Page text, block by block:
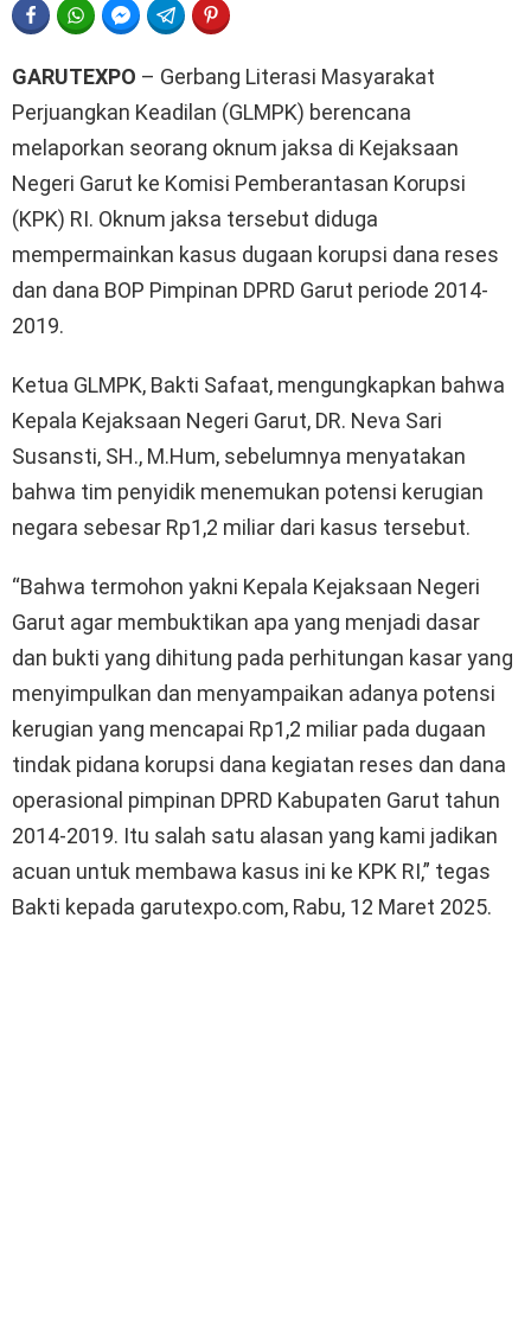
FACEBOOKWHATSAPPFACEBOOK MESSENGER
TELEGRAM
GARUTEXPO – Gerbang Literasi Masyarakat
Perjuangkan Keadilan (GLMPK) berencana
melaporkan seorang oknum jaksa di Kejaksaan
Negeri Garut ke Komisi Pemberantasan Korupsi
(KPK) RI. Oknum jaksa tersebut diduga
mempermainkan kasus dugaan korupsi dana reses
dan dana BOP Pimpinan DPRD Garut periode 2014-
2019.
Ketua GLMPK, Bakti Safaat, mengungkapkan bahwa
Kepala Kejaksaan Negeri Garut, DR. Neva Sari
Susansti, SH., M.Hum, sebelumnya menyatakan
bahwa tim penyidik menemukan potensi kerugian
negara sebesar Rp1,2 miliar dari kasus tersebut.
“Bahwa termohon yakni Kepala Kejaksaan Negeri
Garut agar membuktikan apa yang menjadi dasar
dan bukti yang dihitung pada perhitungan kasar yang
menyimpulkan dan menyampaikan adanya potensi
kerugian yang mencapai Rp1,2 miliar pada dugaan
tindak pidana korupsi dana kegiatan reses dan dana
operasional pimpinan DPRD Kabupaten Garut tahun
2014-2019. Itu salah satu alasan yang kami jadikan
acuan untuk membawa kasus ini ke KPK RI,” tegas
Bakti kepada garutexpo.com, Rabu, 12 Maret 2025.